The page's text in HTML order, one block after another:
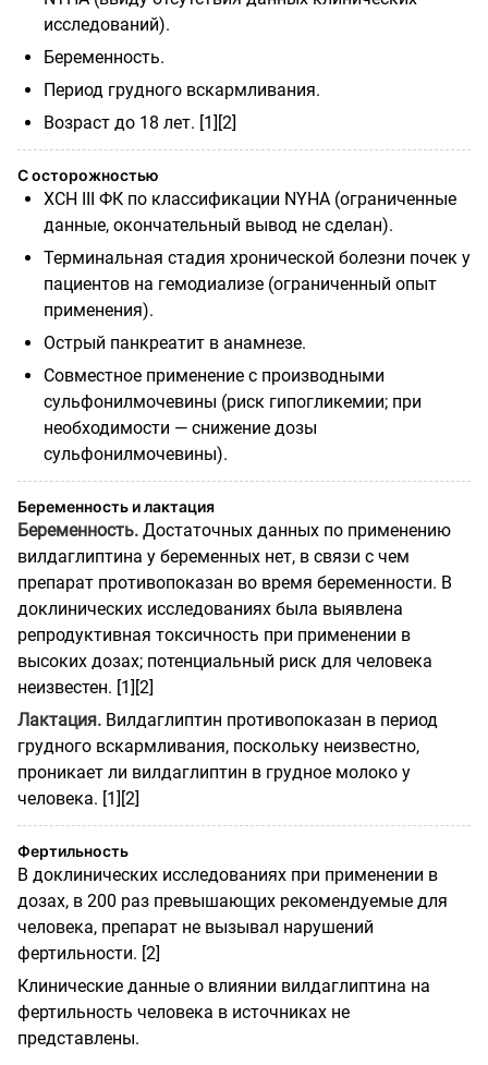
исследований).
Беременность.
Период грудного вскармливания.
Возраст до 18 лет. [1][2]
С осторожностью
ХСН III ФК по классификации NYHA (ограниченные
данные, окончательный вывод не сделан).
Терминальная стадия хронической болезни почек у
пациентов на гемодиализе (ограниченный опыт
применения).
Острый панкреатит в анамнезе.
Совместное применение с производными
сульфонилмочевины (риск гипогликемии; при
необходимости — снижение дозы
сульфонилмочевины).
Беременность и лактация
Беременность. Достаточных данных по применению
вилдаглиптина у беременных нет, в связи с чем
препарат противопоказан во время беременности. В
доклинических исследованиях была выявлена
репродуктивная токсичность при применении в
высоких дозах; потенциальный риск для человека
неизвестен. [1][2]
Лактация. Вилдаглиптин противопоказан в период
грудного вскармливания, поскольку неизвестно,
проникает ли вилдаглиптин в грудное молоко у
человека. [1][2]
Фертильность
В доклинических исследованиях при применении в
дозах, в 200 раз превышающих рекомендуемые для
человека, препарат не вызывал нарушений
фертильности. [2]
Клинические данные о влиянии вилдаглиптина на
фертильность человека в источниках не
представлены.